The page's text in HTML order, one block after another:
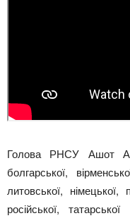
Голова РНСУ Ашот
болгарської,
литовської, німецької,
російської,